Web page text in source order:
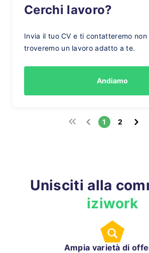
Cerchi lavoro?
Invia il tuo CV e ti contatteremo non
troveremo un lavoro adatto a te.
Andiamo
1 2
Unisciti alla
iziwork
Ampia varietà di